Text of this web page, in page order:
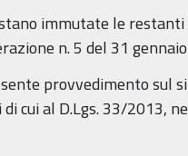
immutate le restanti
n. 5 del 31
provvedimento sul
cui al D.Lgs. 33/2013,